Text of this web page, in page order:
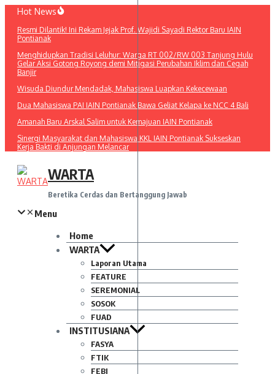
Lewati
konten
Hot News
Resmi Dilantik! Ini Rekam Jejak Prof. Wajidi Sayadi Rektor Baru IAIN
Pontianak
Menghidupkan Tradisi Leluhur: Warga RT 002/RW 003 Tanjung Hulu
Gelar Aksi Gotong Royong demi Mitigasi Perubahan Iklim dan Cegah
Banjir
Wisuda Diundur Mendadak, Mahasiswa Luapkan Kekecewaan
Dua Mahasiswa PAI IAIN Pontianak Bawa Geliat Kelapa ke NCC 4 Bali
Amanah Baru Arskal Salim untuk Kemajuan IAIN Pontianak
Sinergi Masyarakat dan Mahasiswa KKL IAIN Pontianak Sukseskan
Kerja Bakti di Anjungan Melancar
WARTA
Beretika Cerdas dan Bertanggung Jawab
Menu
Home
WARTA
Laporan Utama
FEATURE
SEREMONIAL
SOSOK
FUAD
INSTITUSIANA
FASYA
FTIK
FEBI